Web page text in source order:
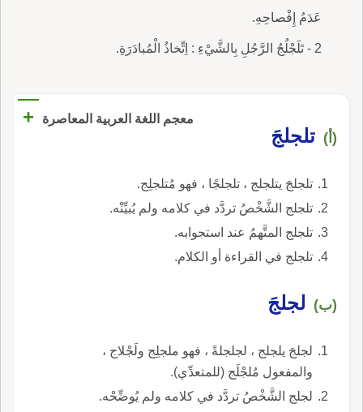
عَدَمُ إِفْصاحِهِ.
2 - تَلَجْلُجُ الرَّجُلِ بِالشَّيْءِ : اِتِّخاذُ الْمُبادَرَةِ.
معجم اللغة العربية المعاصرة +
(أ) تلجلجَ
تلجلجَ يتلجلج ، تلجلجًا ، فهو مُتلجلِج.
تلجلج الشَّخْصُ تردَّد في كلامه ولم يُبيِّنْه.
تلجلج المتَّهمُ عند استجوابه.
تلجلج في القراءة أو الكلام.
(ب) لجلجَ
لجلجَ يلجلج ، لجلجلةً ، فهو ملجلِج ولَجْلاج ،
والمفعول مُلجْلَج (للمتعدِّي).
لجلج الشَّخْصُ تردَّد في كلامه ولم يُوضِّحْه.